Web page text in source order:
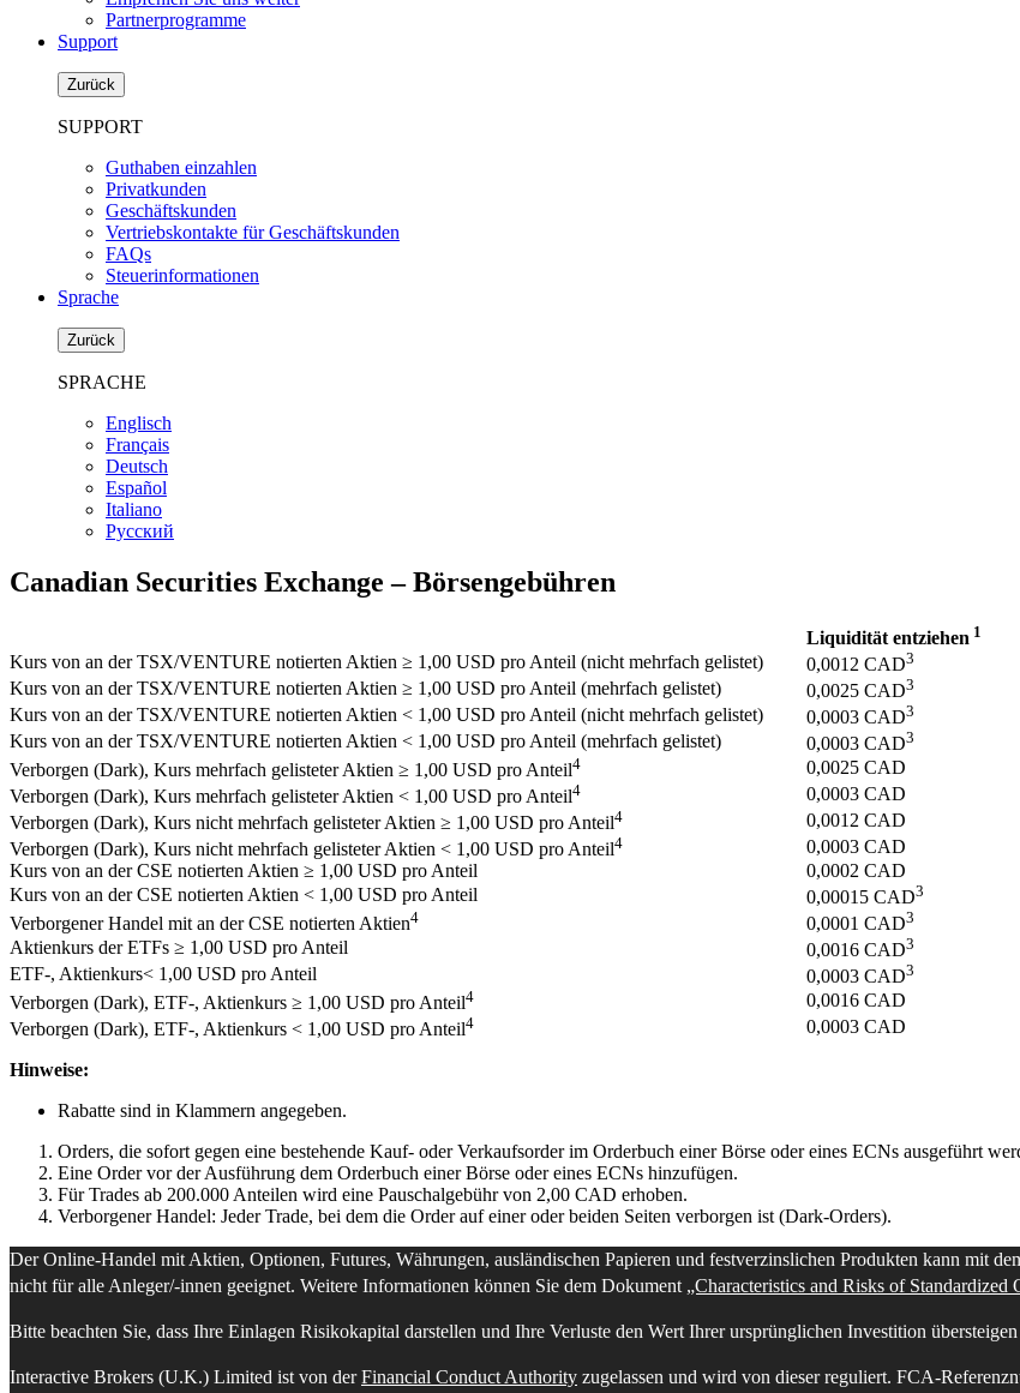
Partnerprogramme
Support
Zurück
SUPPORT
Guthaben einzahlen
Privatkunden
Geschäftskunden
Vertriebskontakte für Geschäftskunden
FAQs
Steuerinformationen
Sprache
Zurück
SPRACHE
Englisch
Français
Deutsch
Español
Italiano
Pусский
Canadian Securities Exchange – Börsengebühren
Liquidität entziehen 1
Kurs von an der TSX/VENTURE notierten Aktien ≥ 1,00 USD pro Anteil (nicht mehrfach gelistet) 0,0012 CAD3
Kurs von an der TSX/VENTURE notierten Aktien ≥ 1,00 USD pro Anteil (mehrfach gelistet) 0,0025 CAD3
Kurs von an der TSX/VENTURE notierten Aktien < 1,00 USD pro Anteil (nicht mehrfach gelistet) 0,0003 CAD3
Kurs von an der TSX/VENTURE notierten Aktien < 1,00 USD pro Anteil (mehrfach gelistet) 0,0003 CAD3
Verborgen (Dark), Kurs mehrfach gelisteter Aktien ≥ 1,00 USD pro Anteil4 0,0025 CAD
Verborgen (Dark), Kurs mehrfach gelisteter Aktien < 1,00 USD pro Anteil4 0,0003 CAD
Verborgen (Dark), Kurs nicht mehrfach gelisteter Aktien ≥ 1,00 USD pro Anteil4 0,0012 CAD
Verborgen (Dark), Kurs nicht mehrfach gelisteter Aktien < 1,00 USD pro Anteil4 0,0003 CAD
Kurs von an der CSE notierten Aktien ≥ 1,00 USD pro Anteil 0,0002 CAD
Kurs von an der CSE notierten Aktien < 1,00 USD pro Anteil 0,00015 CAD3
Verborgener Handel mit an der CSE notierten Aktien4 0,0001 CAD3
Aktienkurs der ETFs ≥ 1,00 USD pro Anteil 0,0016 CAD3
ETF-, Aktienkurs< 1,00 USD pro Anteil 0,0003 CAD3
Verborgen (Dark), ETF-, Aktienkurs ≥ 1,00 USD pro Anteil4 0,0016 CAD
Verborgen (Dark), ETF-, Aktienkurs < 1,00 USD pro Anteil4 0,0003 CAD
Hinweise:
Rabatte sind in Klammern angegeben.
Orders, die sofort gegen eine bestehende Kauf- oder Verkaufsorder im Orderbuch einer Börse oder eines ECNs ausgeführt
Eine Order vor der Ausführung dem Orderbuch einer Börse oder eines ECNs hinzufügen.
Für Trades ab 200.000 Anteilen wird eine Pauschalgebühr von 2,00 CAD erhoben.
Verborgener Handel: Jeder Trade, bei dem die Order auf einer oder beiden Seiten verborgen ist (Dark-Orders).
Der Online-Handel mit Aktien, Optionen, Futures, Währungen, ausländischen Papieren und festverzinslichen Produkten kann mit
nicht für alle Anleger/-innen geeignet. Weitere Informationen können Sie dem Dokument „Characteristics and Risks of
Bitte beachten Sie, dass Ihre Einlagen Risikokapital darstellen und Ihre Verluste den Wert Ihrer ursprünglichen Investition
Interactive Brokers (U.K.) Limited ist von derFinancial Conduct Authority zugelassen und wird von dieser reguliert. FCA-